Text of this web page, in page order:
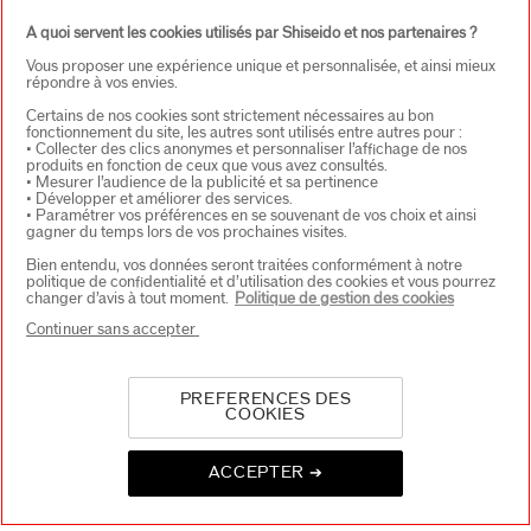
CHOISISSEZ LE PAYS
EU Personne responsable produits
SHISEIDO EUROPE
57 RUE DE VILLIERS
92200 NEUILLY-SUR-SEINE
Copyright ©2026 Shiseido Co.,Ltd. Tous droits réservés.
A quoi servent les cookies utilisés par Shiseido et nos partenaires ?
Vous proposer une expérience unique et personnalisée, et ainsi mieux
répondre à vos envies.
Certains de nos cookies sont strictement nécessaires au bon
fonctionnement du site, les autres sont utilisés entre autres pour :
• Collecter des clics anonymes et personnaliser l’affichage de nos
produits en fonction de ceux que vous avez consultés.
• Mesurer l’audience de la publicité et sa pertinence
• Développer et améliorer des services.
• Paramétrer vos préférences en se souvenant de vos choix et ainsi
gagner du temps lors de vos prochaines visites.
Bien entendu, vos données seront traitées conformément à notre
politique de confidentialité et d’utilisation des cookies et vous pourrez
changer d’avis à tout moment. Politique de gestion des cookies
ACCEPTER ➔
PREFERENCES DES
COOKIES
Continuer sans accepter